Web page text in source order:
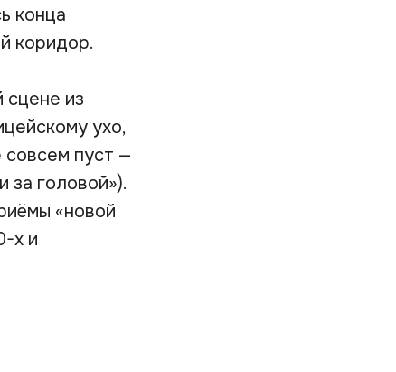
конца
коридор.
сцене из
ухо,
пуст —
за головой»).
«новой
х и